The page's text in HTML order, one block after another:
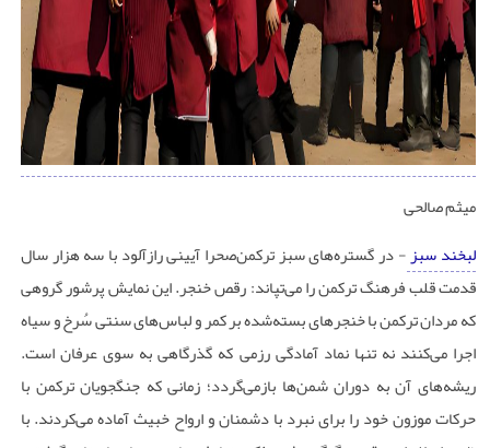
میثم صالحی
لبخند سبز- در گستره‌های سبز ترکمن‌صحرا آیینی رازآلود با سه هزار سال
قدمت قلب فرهنگ ترکمن را می‌تپاند: رقص خنجر. این نمایش پرشور گروهی
که مردان ترکمن با خنجرهای بسته‌شده بر کمر و لباس‌های سنتی سُرخ و سیاه
اجرا می‌کنند نه تنها نماد آمادگی رزمی که گذرگاهی به سوی عرفان است.
ریشه‌های آن به دوران شمن‌ها بازمی‌گردد؛ زمانی که جنگجویان ترکمن با
حرکات موزون خود را برای نبرد با دشمنان و ارواح خبیث آماده می‌کردند. با